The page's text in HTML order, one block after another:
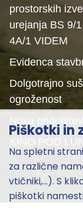
prostorskih
urejanja BS 9/
4A/1 VIDEM
Evidenca
Dolgotrajno
ogroženost
Nova
KINO POD
Piškotki in
Na spletni
za različne
vtičniki,...). S
piškotki